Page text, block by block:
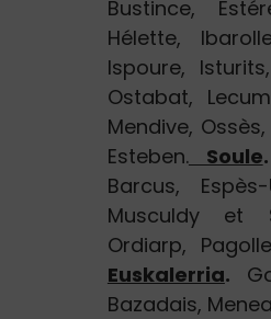
Bustince,
Hélette,
Ispoure,
Ostabat,
Mendive,
Esteben.Soule.
Barcus,
Musculdy et
Ordiarp,
Euskalerria.
Bazadais,